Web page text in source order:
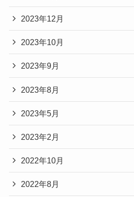
2023年12月
2023年10月
2023年9月
2023年8月
2023年5月
2023年2月
2022年10月
2022年8月